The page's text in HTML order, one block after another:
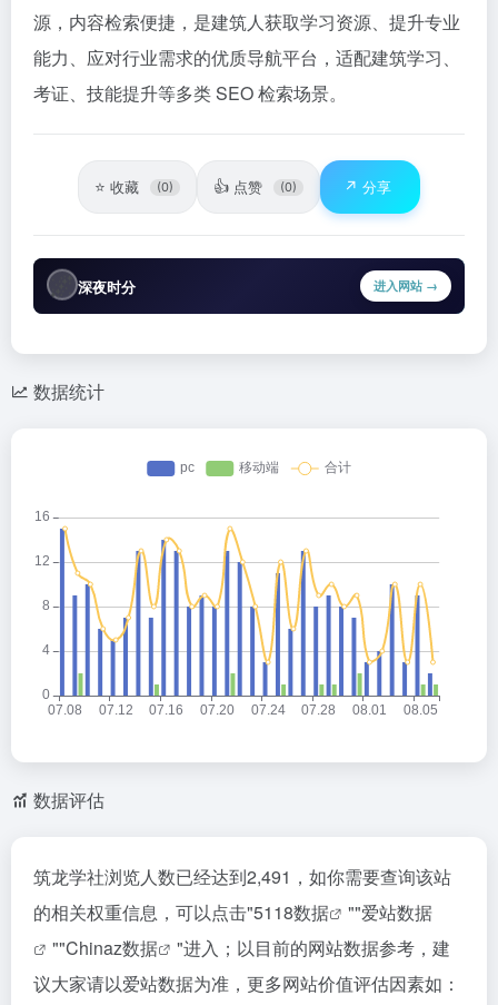
源，内容检索便捷，是建筑人获取学习资源、提升专业
能力、应对行业需求的优质导航平台，适配建筑学习、
考证、技能提升等多类 SEO 检索场景。​
⭐ 收藏 (0) 👍 点赞 (0) ↗️ 分享
🌌深夜时分 进入网站 →
数据统计
数据评估
筑龙学社浏览人数已经达到2,491，如你需要查询该站
的相关权重信息，可以点击"5118数据 ""爱站数据
""Chinaz数据
"进入；以目前的网站数据参考，建
议大家请以爱站数据为准，更多网站价值评估因素如：